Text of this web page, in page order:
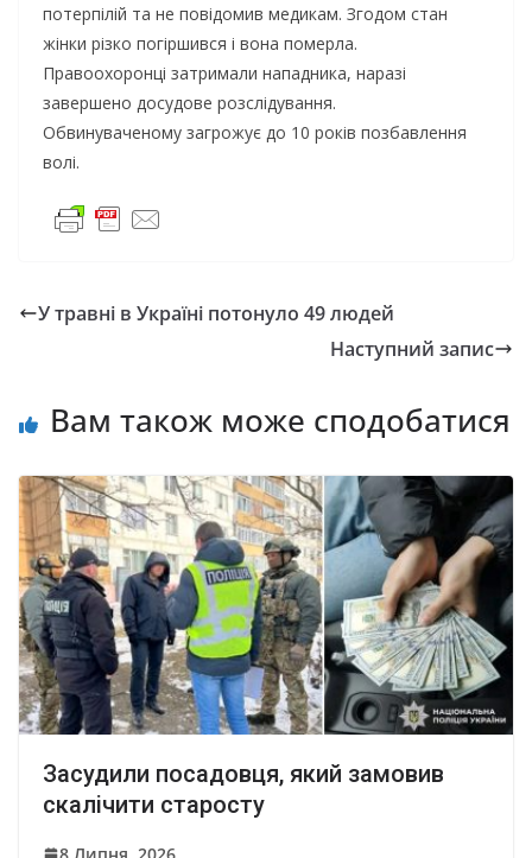
потерпілій та не повідомив медикам. Згодом стан
жінки різко погіршився і вона померла.
Правоохоронці затримали нападника, наразі
завершено досудове розслідування.
Обвинуваченому загрожує до 10 років позбавлення
волі.
У травні в Україні потонуло 49 людей
Наступний запис
Вам також може сподобатися
Засудили посадовця, який замовив
скалічити старосту